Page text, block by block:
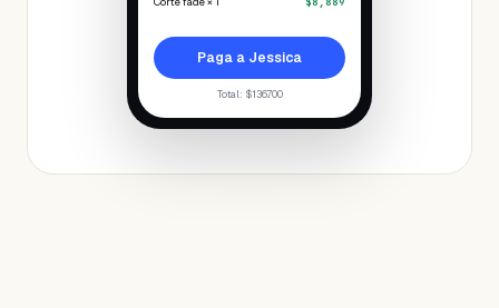
Paga a Jessica
Total: $136.700